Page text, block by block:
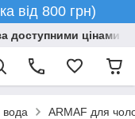
від 800 грн)
доступними цінами
ARMAF для